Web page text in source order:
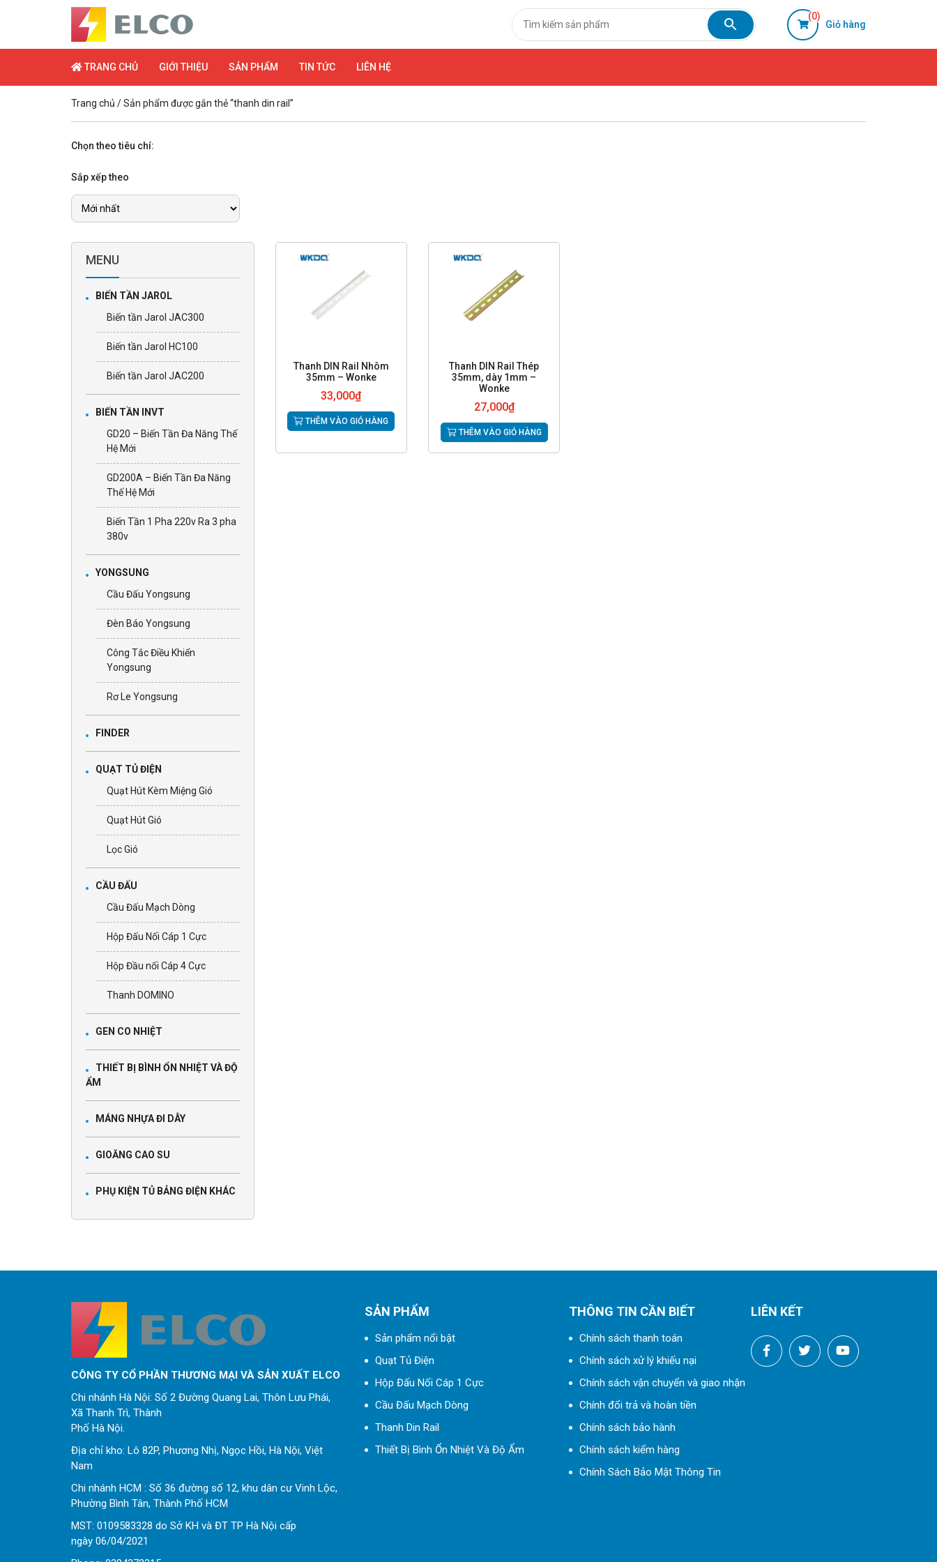
Giỏ hàng
(0)
TRANG CHỦ GIỚI THIỆU SẢN PHẨM TIN TỨC LIÊN HỆ
Trang chủ / Sản phẩm được gắn thẻ “thanh din rail”
Chọn theo tiêu chí:
Sắp xếp theo
MENU
BIẾN TẦN JAROL
Biến tần Jarol JAC300
Biến tần Jarol HC100
Biến tần Jarol JAC200
BIẾN TẦN INVT
GD20 – Biến Tần Đa Năng Thế
Hệ Mới
GD200A – Biến Tần Đa Năng
Thế Hệ Mới
Biến Tần 1 Pha 220v Ra 3 pha
380v
YONGSUNG
Cầu Đấu Yongsung
Đèn Báo Yongsung
Công Tắc Điều Khiển
Yongsung
Rơ Le Yongsung
FINDER
QUẠT TỦ ĐIỆN
Quạt Hút Kèm Miệng Gió
Quạt Hút Gió
Lọc Gió
CẦU ĐẤU
Cầu Đấu Mạch Dòng
Hộp Đấu Nối Cáp 1 Cực
Hộp Đầu nối Cáp 4 Cực
Thanh DOMINO
GEN CO NHIỆT
THIẾT BỊ BÌNH ỔN NHIỆT VÀ ĐỘ
ẨM
MÁNG NHỰA ĐI DÂY
GIOĂNG CAO SU
PHỤ KIỆN TỦ BẢNG ĐIỆN KHÁC
Thanh DIN Rail Nhôm
35mm – Wonke
33,000₫
THÊM VÀO GIỎ HÀNG
Thanh DIN Rail Thép
35mm, dày 1mm –
Wonke
27,000₫
THÊM VÀO GIỎ HÀNG
CÔNG TY CỔ PHẦN THƯƠNG MẠI VÀ SẢN XUẤT ELCO
Chi nhánh Hà Nội: Số 2 Đường Quang Lai, Thôn Lưu Phái,
Xã Thanh Trì, Thành
Phố Hà Nội.
Địa chỉ kho: Lô 82P, Phương Nhị, Ngọc Hồi, Hà Nội, Việt
Nam
Chi nhánh HCM : Số 36 đường số 12, khu dân cư Vinh Lộc,
Phường Bình Tân, Thành Phố HCM
MST: 0109583328 do Sở KH và ĐT TP Hà Nội cấp
ngày 06/04/2021
SẢN PHẨM
Sản phẩm nổi bật
Quạt Tủ Điện
Hộp Đấu Nối Cáp 1 Cực
Cầu Đấu Mạch Dòng
Thanh Din Rail
Thiết Bị Bình Ổn Nhiệt Và Độ Ẩm
THÔNG TIN CẦN BIẾT
Chính sách thanh toán
Chính sách xử lý khiếu nại
Chính sách vận chuyển và giao nhận
Chính đổi trả và hoàn tiền
Chính sách bảo hành
Chính sách kiểm hàng
Chính Sách Bảo Mật Thông Tin
LIÊN KẾT